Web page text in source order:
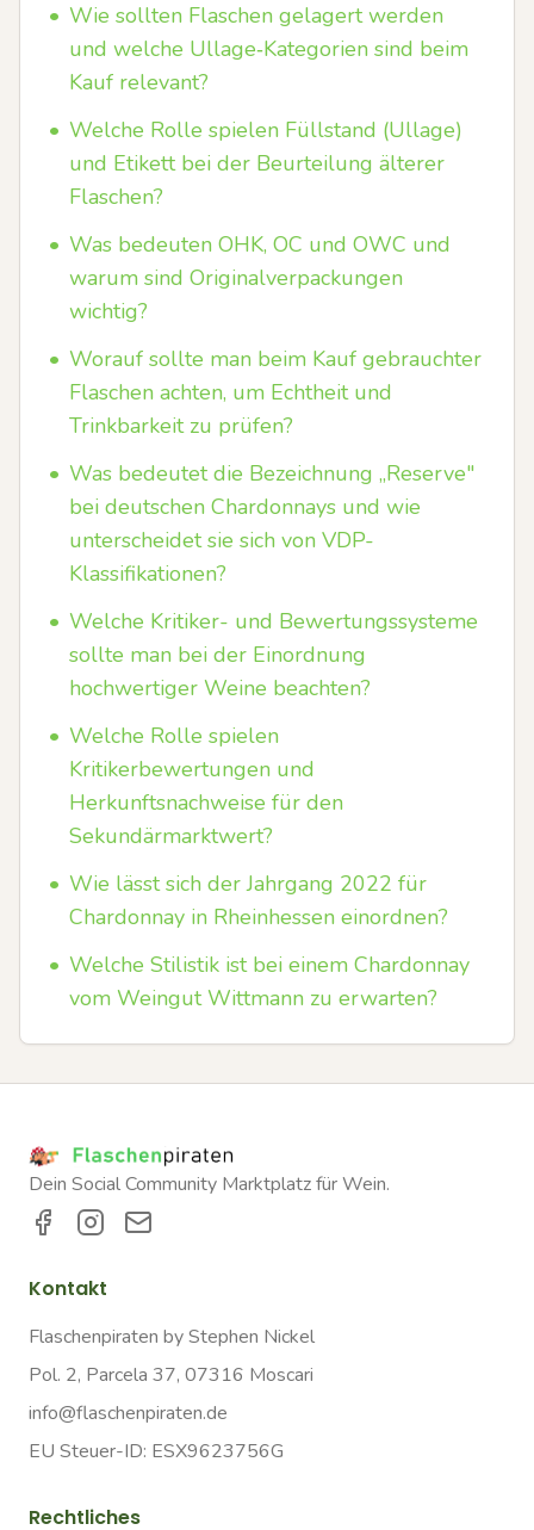
• Wie sollten Flaschen gelagert werden
und welche Ullage‑Kategorien sind beim
Kauf relevant?
• Welche Rolle spielen Füllstand (Ullage)
und Etikett bei der Beurteilung älterer
Flaschen?
• Was bedeuten OHK, OC und OWC und
warum sind Originalverpackungen
wichtig?
• Worauf sollte man beim Kauf gebrauchter
Flaschen achten, um Echtheit und
Trinkbarkeit zu prüfen?
• Was bedeutet die Bezeichnung „Reserve"
bei deutschen Chardonnays und wie
unterscheidet sie sich von VDP-
Klassifikationen?
• Welche Kritiker- und Bewertungssysteme
sollte man bei der Einordnung
hochwertiger Weine beachten?
• Welche Rolle spielen
Kritikerbewertungen und
Herkunftsnachweise für den
Sekundärmarktwert?
• Wie lässt sich der Jahrgang 2022 für
Chardonnay in Rheinhessen einordnen?
• Welche Stilistik ist bei einem Chardonnay
vom Weingut Wittmann zu erwarten?
Dein Social Community Marktplatz für Wein.
Kontakt
Flaschenpiraten by Stephen Nickel
Pol. 2, Parcela 37, 07316 Moscari
info@flaschenpiraten.de
EU Steuer-ID: ESX9623756G
Rechtliches